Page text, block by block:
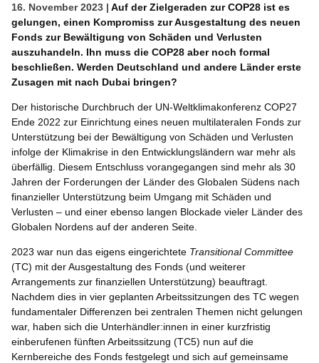
16. November 2023 | Auf der Zielgeraden zur COP28 ist es
gelungen, einen Kompromiss zur Ausgestaltung des neuen
Fonds zur Bewältigung von Schäden und Verlusten
auszuhandeln. Ihn muss die COP28 aber noch formal
beschließen. Werden Deutschland und andere Länder erste
Zusagen mit nach Dubai bringen?
Der historische Durchbruch der UN-Weltklimakonferenz COP27
Ende 2022 zur Einrichtung eines neuen multilateralen Fonds zur
Unterstützung bei der Bewältigung von Schäden und Verlusten
infolge der Klimakrise in den Entwicklungsländern war mehr als
überfällig. Diesem Entschluss vorangegangen sind mehr als 30
Jahren der Forderungen der Länder des Globalen Südens nach
finanzieller Unterstützung beim Umgang mit Schäden und
Verlusten – und einer ebenso langen Blockade vieler Länder des
Globalen Nordens auf der anderen Seite.
2023 war nun das eigens eingerichtete Transitional Committee
(TC) mit der Ausgestaltung des Fonds (und weiterer
Arrangements zur finanziellen Unterstützung) beauftragt.
Nachdem dies in vier geplanten Arbeitssitzungen des TC wegen
fundamentaler Differenzen bei zentralen Themen nicht gelungen
war, haben sich die Unterhändler:innen in einer kurzfristig
einberufenen fünften Arbeitssitzung (TC5) nun auf die
Kernbereiche des Fonds festgelegt und sich auf gemeinsame